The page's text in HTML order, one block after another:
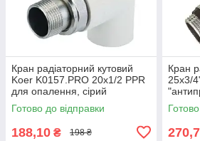
Кран радіаторний кутовий
Koer K0157.PRO 20x1/2 PPR
для опалення, сірий
(KP0201)
Готово до відправки
188,10 ₴ 198 ₴
Кран
25x3/